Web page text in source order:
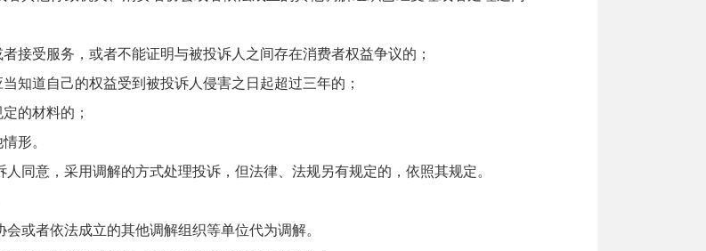
受服务，或者不能证明与被投诉人之间存在消费者权益争议的；
道自己的权益受到被投诉人侵害之日起超过三年的；
的材料的；
形。
同意，采用调解的方式处理投诉，但法律、法规另有规定的，依照其规定。
或者依法成立的其他调解组织等单位代为调解。